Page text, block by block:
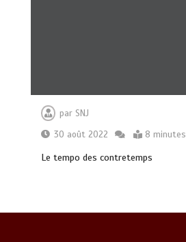
par SNJ
30 août 2022
8 minutes
Le tempo des contretemps